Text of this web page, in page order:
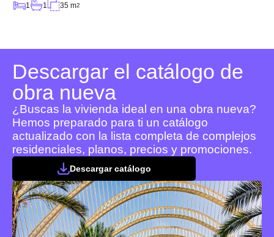
1 1 35 m2
Descargar el catálogo de
obra nueva
¿Buscas la vivienda ideal en una obra nueva?
Hemos preparado para ti un catálogo
actualizado con la lista completa de complejos
residenciales, planos, precios y promociones.
Descargar catálogo